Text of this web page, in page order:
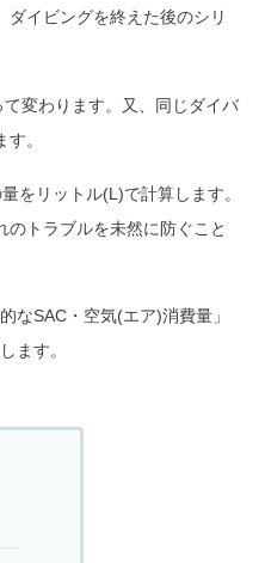
イビングを終えた後のシリ
変わります。又、同じダイバ
。
をリットル(L)で計算します。
トラブルを未然に防ぐこと
なSAC・空気(エア)消費量」
ます。